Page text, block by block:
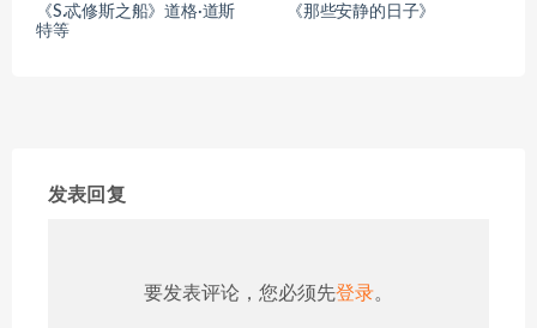
《S.忒修斯之船》道格·道斯
特等
《那些安静的日子》
发表回复
要发表评论，您必须先登录。